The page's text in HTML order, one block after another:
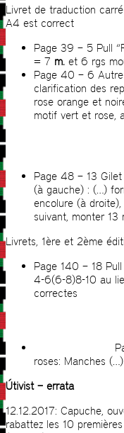
Livret de traduction
A4 est correct
Page 39 – 5 Pull
= 7 m. et 6 rgs
Page 40 – 6 Autre
clarification des
rose orange et
motif vert et rose,
Page 48 – 13
(à gauche) : (…)
encolure (à
suivant, monter 13
Livrets, 1ère et 2ème
Page 140 – 18
4-6(6-8)8-10 au
correctes
roses: Manches
Útivist – errata
12.12.2017: Capuche,
rabattez les 10